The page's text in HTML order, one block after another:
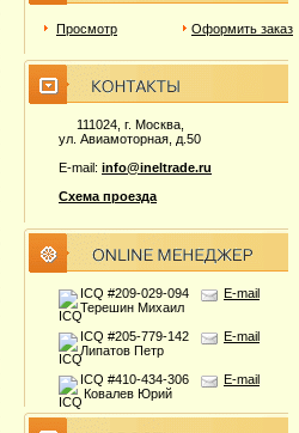
Просмотр Оформить заказ
111024, г. Москва,
ул. Авиамоторная, д.50
E-mail: info@ineltrade.ru
Схема проезда
ICQ #209-029-094
Терешин Михаил
E-mail
ICQ #205-779-142
Липатов Петр
E-mail
ICQ #410-434-306
Ковалев Юрий
E-mail